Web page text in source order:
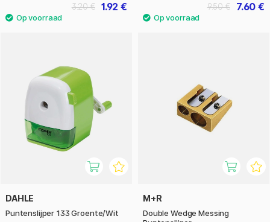
1.92 €
3.20 € 7.60 €
9.50 €
DAHLE
Puntenslijper 133 Groente/Wit
M+R
Double Wedge Messing